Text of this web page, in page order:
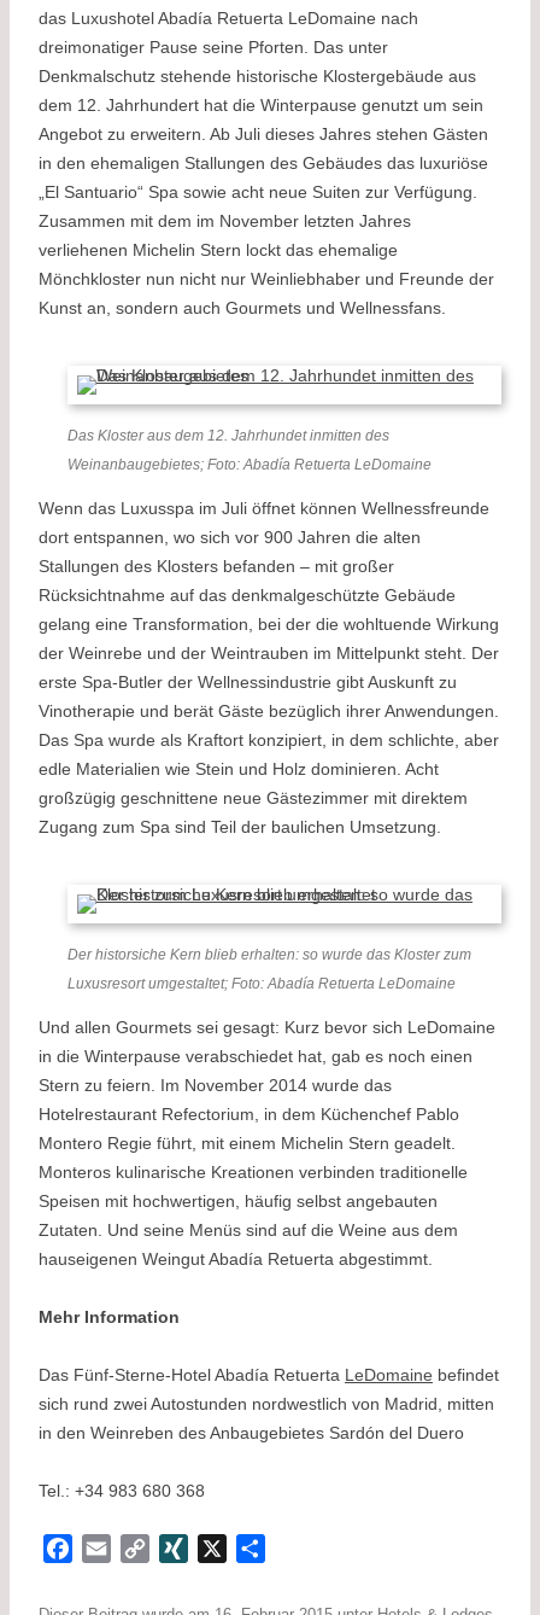
das Luxushotel Abadía Retuerta LeDomaine nach
dreimonatiger Pause seine Pforten. Das unter
Denkmalschutz stehende historische Klostergebäude aus
dem 12. Jahrhundert hat die Winterpause genutzt um sein
Angebot zu erweitern. Ab Juli dieses Jahres stehen Gästen
in den ehemaligen Stallungen des Gebäudes das luxuriöse
„El Santuario“ Spa sowie acht neue Suiten zur Verfügung.
Zusammen mit dem im November letzten Jahres
verliehenen Michelin Stern lockt das ehemalige
Mönchkloster nun nicht nur Weinliebhaber und Freunde der
Kunst an, sondern auch Gourmets und Wellnessfans.
Das Kloster aus dem 12. Jahrhundet inmitten des
Weinanbaugebietes; Foto: Abadía Retuerta LeDomaine
Wenn das Luxusspa im Juli öffnet können Wellnessfreunde
dort entspannen, wo sich vor 900 Jahren die alten
Stallungen des Klosters befanden – mit großer
Rücksichtnahme auf das denkmalgeschützte Gebäude
gelang eine Transformation, bei der die wohltuende Wirkung
der Weinrebe und der Weintrauben im Mittelpunkt steht. Der
erste Spa-Butler der Wellnessindustrie gibt Auskunft zu
Vinotherapie und berät Gäste bezüglich ihrer Anwendungen.
Das Spa wurde als Kraftort konzipiert, in dem schlichte, aber
edle Materialien wie Stein und Holz dominieren. Acht
großzügig geschnittene neue Gästezimmer mit direktem
Zugang zum Spa sind Teil der baulichen Umsetzung.
Der historsiche Kern blieb erhalten: so wurde das Kloster zum
Luxusresort umgestaltet; Foto: Abadía Retuerta LeDomaine
Und allen Gourmets sei gesagt: Kurz bevor sich LeDomaine
in die Winterpause verabschiedet hat, gab es noch einen
Stern zu feiern. Im November 2014 wurde das
Hotelrestaurant Refectorium, in dem Küchenchef Pablo
Montero Regie führt, mit einem Michelin Stern geadelt.
Monteros kulinarische Kreationen verbinden traditionelle
Speisen mit hochwertigen, häufig selbst angebauten
Zutaten. Und seine Menüs sind auf die Weine aus dem
hauseigenen Weingut Abadía Retuerta abgestimmt.
Mehr Information
Das Fünf-Sterne-Hotel Abadía Retuerta LeDomaine befindet
sich rund zwei Autostunden nordwestlich von Madrid, mitten
in den Weinreben des Anbaugebietes Sardón del Duero
Tel.: +34 983 680 368
a